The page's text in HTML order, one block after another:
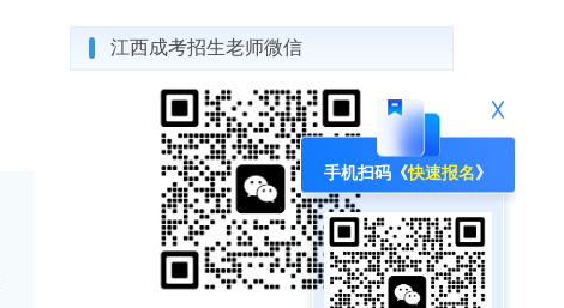
江西成考招生老师微信
手机扫码《快速报名》